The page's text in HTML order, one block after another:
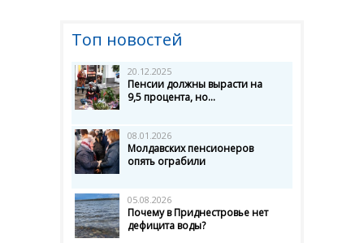
Топ новостей
20.12.2025
Пенсии должны вырасти на
9,5 процента, но...
08.01.2026
Молдавских пенсионеров
опять ограбили
05.08.2026
Почему в Приднестровье нет
дефицита воды?